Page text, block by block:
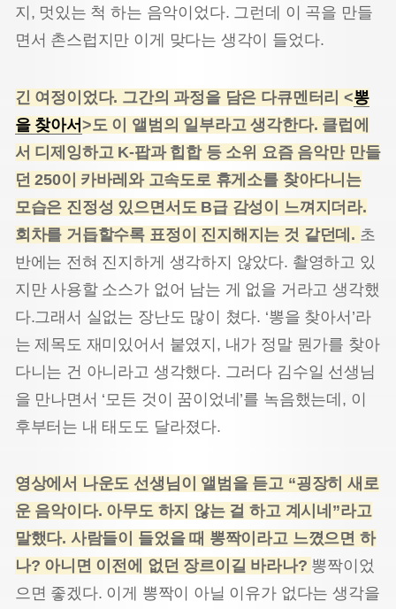
지, 멋있는 척 하는 음악이었다. 그런데 이 곡을 만들
면서 촌스럽지만 이게 맞다는 생각이 들었다.
긴 여정이었다. 그간의 과정을 담은 다큐멘터리 <뽕
을 찾아서 >도 이 앨범의 일부라고 생각한다. 클럽에
서 디제잉하고 K-팝과 힙합 등 소위 요즘 음악만 만들
던 250이 카바레와 고속도로 휴게소를 찾아다니는
모습은 진정성 있으면서도 B급 감성이 느껴지더라.
회차를 거듭할수록 표정이 진지해지는 것 같던데. 초
반에는 전혀 진지하게 생각하지 않았다. 촬영하고 있
지만 사용할 소스가 없어 남는 게 없을 거라고 생각했
다.그래서 실없는 장난도 많이 쳤다. ‘뽕을 찾아서’라
는 제목도 재미있어서 붙였지, 내가 정말 뭔가를 찾아
다니는 건 아니라고 생각했다. 그러다 김수일 선생님
을 만나면서 ‘모든 것이 꿈이었네’를 녹음했는데, 이
후부터는 내 태도도 달라졌다.
영상에서 나운도 선생님이 앨범을 듣고 “굉장히 새로
운 음악이다. 아무도 하지 않는 걸 하고 계시네”라고
말했다. 사람들이 들었을 때 뽕짝이라고 느꼈으면 하
나? 아니면 이전에 없던 장르이길 바라나? 뽕짝이었
으면 좋겠다. 이게 뽕짝이 아닐 이유가 없다는 생각을